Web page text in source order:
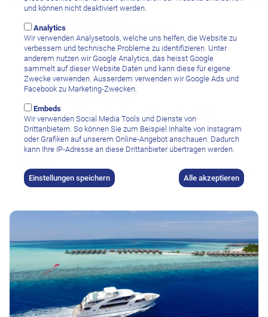
Speyside Inn & Extra Divers Tobago
TOBAGO
🎉 Eröffnungsspecial 🎉
14 Nächte bleiben, nur 12 bezahlen
*geltend für eine Abreise 03. , 10. und 17. November 2026
03.11.2026 - 17.11.2026
14 Nächte ab/bis Tobago im Doppelzimmer Tower inkl. Frühstück,
10 Tage Tauchen, Flughafentransfers
CHF 2440.–
CHF 2265.–
und können nicht deaktiviert werden.
Analytics
Wir verwenden Analysetools, welche uns helfen, die Website zu
verbessern und technische Probleme zu identifizieren. Unter
anderem nutzen wir Google Analytics, das heisst Google
sammelt auf dieser Website Daten und kann diese für eigene
Zwecke verwenden. Ausserdem verwenden wir Google Ads und
Facebook zu Marketing-Zwecken.
Embeds
Wir verwenden Social Media Tools und Dienste von
Drittanbietern. So können Sie zum Beispiel Inhalte von Instagram
oder Grafiken auf unserem Online-Angebot anschauen. Dadurch
kann Ihre IP-Adresse an diese Drittanbieter übertragen werden.
Einstellungen speichern Alle akzeptieren